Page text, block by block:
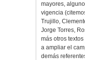
mayores,
vigencia
Trujillo,
Jorge Torres,
más otros
a ampliar el
demás